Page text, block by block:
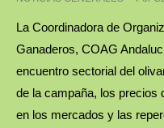
La Coordinadora de
Ganaderos, COAG
encuentro sectorial del
de la campaña, los precios
en los mercados y las